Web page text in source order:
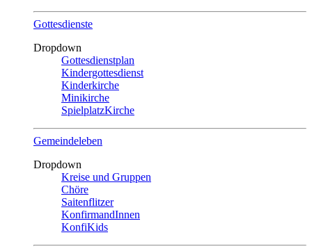
Gottesdienste
Dropdown
Gottesdienstplan
Kindergottesdienst
Kinderkirche
Minikirche
SpielplatzKirche
Gemeindeleben
Dropdown
Kreise und Gruppen
Chöre
Saitenflitzer
KonfirmandInnen
KonfiKids